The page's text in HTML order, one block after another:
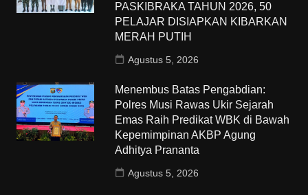
PASKIBRAKA TAHUN 2026, 50
PELAJAR DISIAPKAN KIBARKAN
MERAH PUTIH
Agustus 5, 2026
Menembus Batas Pengabdian:
Polres Musi Rawas Ukir Sejarah
Emas Raih Predikat WBK di Bawah
Kepemimpinan AKBP Agung
Adhitya Prananta
Agustus 5, 2026